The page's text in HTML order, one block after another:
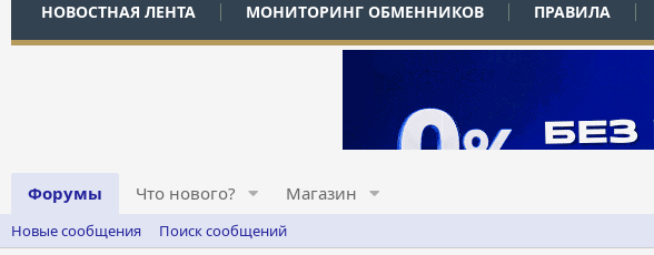
НОВОСТНАЯ ЛЕНТА МОНИТОРИНГ ОБМЕННИКОВ ПРАВИЛА
Форумы Что нового? Магазин
Новые сообщения Поиск сообщений